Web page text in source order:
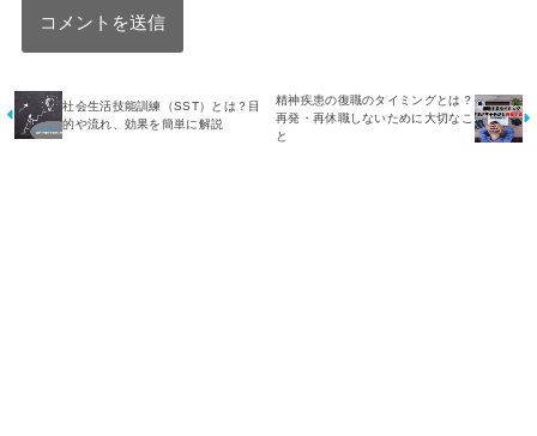
社会生活技能訓練（SST）とは？目
的や流れ、効果を簡単に解説
精神疾患の復職のタイミングとは？
再発・再休職しないために大切なこ
と